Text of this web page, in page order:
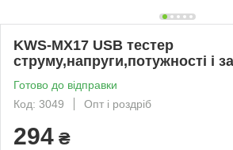
KWS-MX17 USB тестер
струму,напруги,потужності і
Готово до відправки
Код: 3049
Опт і роздріб
294 ₴